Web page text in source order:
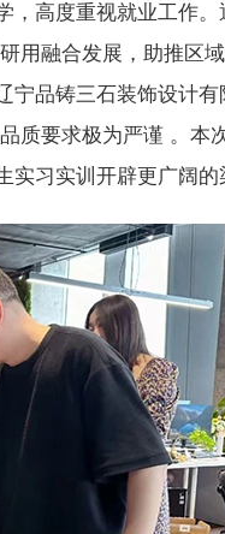
，高度重视就业工作
用融合发展，助推区域
宁品铸三石装饰设计
质要求极为严谨 。本
习实训开辟更广阔的